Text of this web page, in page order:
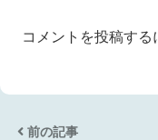
コメントを投稿する
前の記事